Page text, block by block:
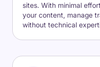
sites. With minimal
your content, manage
without technical